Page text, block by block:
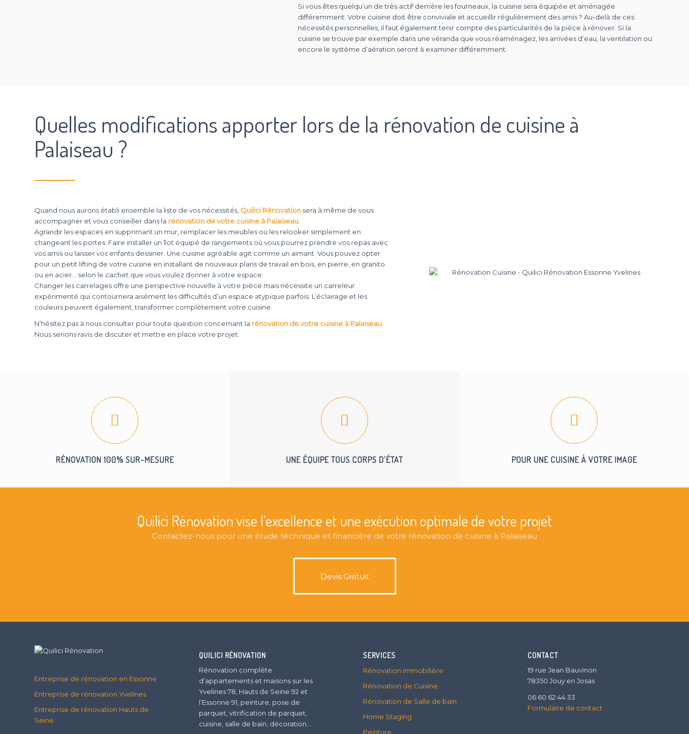
Si vous êtes quelqu’un de très actif derrière les fourneaux, la cuisine sera équipée et aménagée
différemment. Votre cuisine doit être conviviale et accueillir régulièrement des amis ? Au-delà de ces
nécessités personnelles, il faut également tenir compte des particularités de la pièce à rénover. Si la
cuisine se trouve par exemple dans une véranda que vous réaménagez, les arrivées d’eau, la ventilation ou
encore le système d’aération seront à examiner différemment.
Quelles modifications apporter lors de la rénovation de cuisine à
Palaiseau ?
Quand nous aurons établi ensemble la liste de vos nécessités, Quilici Rénovation sera à même de vous
accompagner et vous conseiller dans la rénovation de votre cuisine à Palaiseau
Agrandir les espaces en supprimant un mur, remplacer les meubles ou les relooker simplement en
changeant les portes. Faire installer un îlot équipé de rangements où vous pourrez prendre vos repas avec
vos amis ou laisser vos enfants dessiner. Une cuisine agréable agit comme un aimant. Vous pouvez opter
pour un petit lifting de votre cuisine en installant de nouveaux plans de travail en bois, en pierre, en granito
ou en acier… selon le cachet que vous voulez donner à votre espace.
Changer les carrelages offre une perspective nouvelle à votre pièce mais nécessite un carreleur
expérimenté qui contournera aisément les difficultés d’un espace atypique parfois. L’éclairage et les
couleurs peuvent également, transformer complètement votre cuisine.
N’hésitez pas à nous consulter pour toute question concernant la rénovation de votre cuisine à Palaiseau
Nous serions ravis de discuter et mettre en place votre projet.
RÉNOVATION 100% SUR-MESURE UNE ÉQUIPE TOUS CORPS D’ÉTAT POUR UNE CUISINE À VOTRE IMAGE
Quilici Rénovation vise l’excellence et une exécution optimale de votre projet
Contactez-nous pour une étude technique et financière de votre rénovation de cuisine à Palaiseau
Devis Gratuit
Entreprise de rénovation en Essonne
Entreprise de rénovation Yvelines
Entreprise de rénovation Hauts de
Seine
QUILICI RÉNOVATION
Rénovation complète
d’appartements et maisons sur les
Yvelines 78, Hauts de Seine 92 et
l’Essonne 91, peinture, pose de
parquet, vitrification de parquet,
cuisine, salle de bain, décoration…
SERVICES
Rénovation immobilière
Rénovation de Cuisine
Rénovation de Salle de bain
Home Staging
Peinture
CONTACT
19 rue Jean Bauvinon
78350 Jouy en Josas
06 60 62 44 33
Formulaire de contact